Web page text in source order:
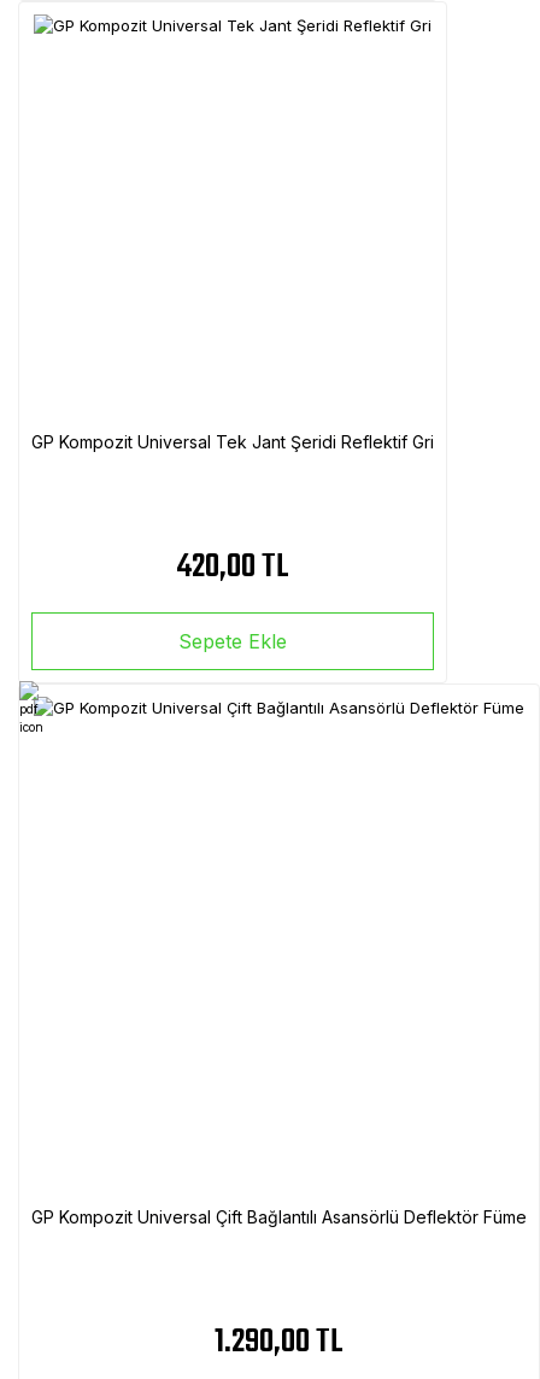
GP Kompozit Universal Tek Jant Şeridi Reflektif Gri
420,00 TL
Sepete Ekle
GP Kompozit Universal Çift Bağlantılı Asansörlü Deflektör Füme
1.290,00 TL